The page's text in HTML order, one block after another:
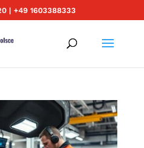
| +49 1603388333